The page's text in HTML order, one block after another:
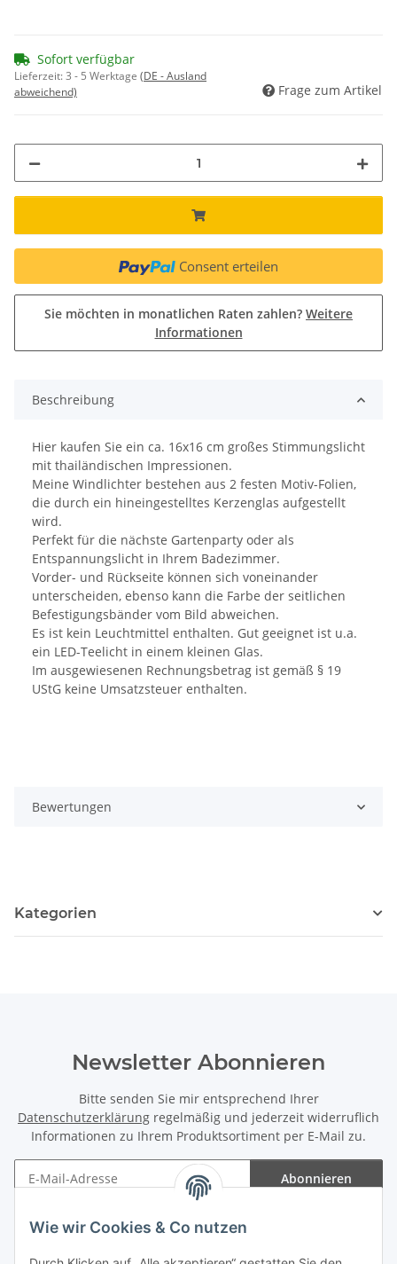
Wie wir Cookies & Co nutzen
Sofort verfügbar
Lieferzeit:3 - 5 Werktage (DE - Ausland
abweichend)
Frage zum Artikel
Consent erteilen
Sie möchten in monatlichen Raten zahlen? Weitere
Informationen
Beschreibung
Hier kaufen Sie ein ca. 16x16 cm großes Stimmungslicht
mit thailändischen Impressionen.
Meine Windlichter bestehen aus 2 festen Motiv-Folien,
die durch ein hineingestelltes Kerzenglas aufgestellt
wird.
Perfekt für die nächste Gartenparty oder als
Entspannungslicht in Ihrem Badezimmer.
Vorder- und Rückseite können sich voneinander
unterscheiden, ebenso kann die Farbe der seitlichen
Befestigungsbänder vom Bild abweichen.
Es ist kein Leuchtmittel enthalten. Gut geeignet ist u.a.
ein LED-Teelicht in einem kleinen Glas.
Im ausgewiesenen Rechnungsbetrag ist gemäß § 19
UStG keine Umsatzsteuer enthalten.
Bewertungen
Kategorien
Newsletter Abonnieren
Bitte senden Sie mir entsprechend Ihrer
Datenschutzerklärung regelmäßig und jederzeit widerruflich
Informationen zu Ihrem Produktsortiment per E-Mail zu.
Abonnieren